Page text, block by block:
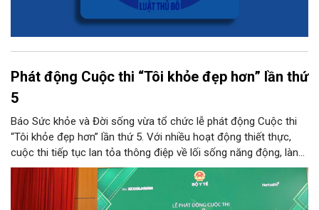
Phát động Cuộc thi “Tôi khỏe đẹp hơn” lần thứ
5
Báo Sức khỏe và Đời sống vừa tổ chức lễ phát động Cuộc thi
“Tôi khỏe đẹp hơn” lần thứ 5. Với nhiều hoạt động thiết thực,
cuộc thi tiếp tục lan tỏa thông điệp về lối sống năng động, lành
mạnh và khuyến khích người dân chủ động chăm sóc sức khỏe.